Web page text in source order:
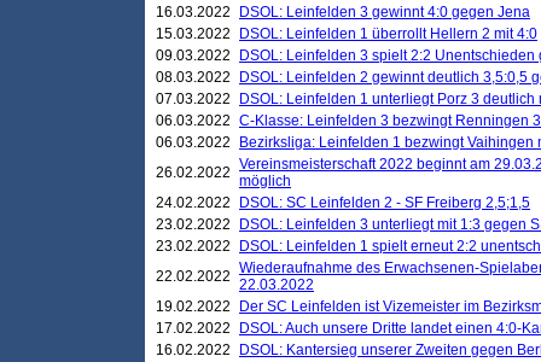
16.03.2022
DSOL: Leinfelden 3 gewinnt 4:0 gegen Jena
15.03.2022
DSOL: Leinfelden 1 überrollt Hellern 2 mit 4:0
09.03.2022
DSOL: Leinfelden 3 spielt 2:2 Unentschieden
08.03.2022
DSOL: Leinfelden 2 gewinnt deutlich 3,5:0,5
07.03.2022
DSOL: Leinfelden 1 unterliegt Porz 3 deutlich
06.03.2022 C-Klasse: Leinfelden 3 bezwingt Renningen
06.03.2022
Bezirksliga: Leinfelden 1 bezwingt Vaihingen
26.02.2022 Vereinsmeisterschaft 2022 beginnt am
möglich
24.02.2022
DSOL: SC Leinfelden 2 - SF Freiberg 2,5;1,5
23.02.2022
DSOL: Leinfelden 3 unterliegt mit 1:3 gegen
23.02.2022
DSOL: Leinfelden 1 spielt erneut 2:2
22.02.2022 Wiederaufnahme des Erwachsenen-
22.03.2022
19.02.2022
Der SC Leinfelden ist Vizemeister im
17.02.2022
DSOL: Auch unsere Dritte landet einen 4:0-
16.02.2022
DSOL: Kantersieg unserer Zweiten gegen